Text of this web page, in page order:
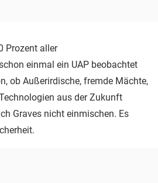
Prozent aller
einmal ein UAP beobachtet
ob Außerirdische, fremde Mächte,
aus der Zukunft
Graves nicht einmischen. Es